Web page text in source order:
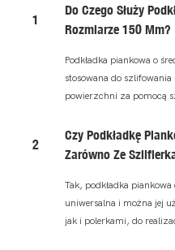
1
Do Czego Służy
Rozmiarze 150 Mm?
Podkładka piankowa o
stosowana do
powierzchni za pomocą
2
Czy Podkładkę
Zarówno Ze
Tak, podkładka
uniwersalna i można jej
jak i polerkami, do